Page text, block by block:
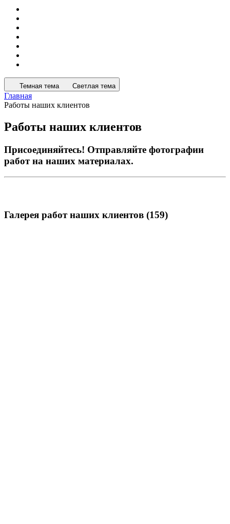
Темная тема Светлая тема
Главная
Работы наших клиентов
Работы наших клиентов
Присоединяйтесь! Отправляйте фотографии
работ на наших материалах.
Галерея работ наших клиентов (159)